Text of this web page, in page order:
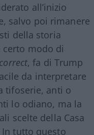
all’inizio
salvo poi rimanere
della storia
certo modo di
, fa di Trump
da interpretare
tifoserie, anti o
lo odiano, ma la
scelte della Casa
In tutto questo